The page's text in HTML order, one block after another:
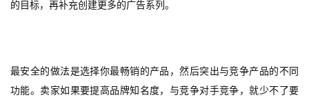
的目标，再补充创建更多的广告系列。
最安全的做法是选择你最畅销的产品，然后突出与竞争产品的不同
功能。卖家如果要提高品牌知名度，与竞争对手竞争，就少不了要